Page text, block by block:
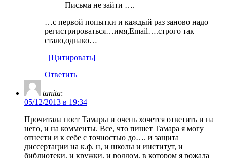
Письма не зайти ….
…с первой попытки и каждый раз заново надо
регистрироваться…имя,Email….строго так
стало,однако…
[Цитировать]
Ответить
tanita:
05/12/2013 в 19:34
Прочитала пост Тамары и очень хочется ответить и на
него, и на комменты. Все, что пишет Тамара я могу
отнести и к себе с точностью до…. и защита
диссертации на к.ф. н, и школы и институт, и
библиотеки, и кружки, и роддом, в котором я рожала